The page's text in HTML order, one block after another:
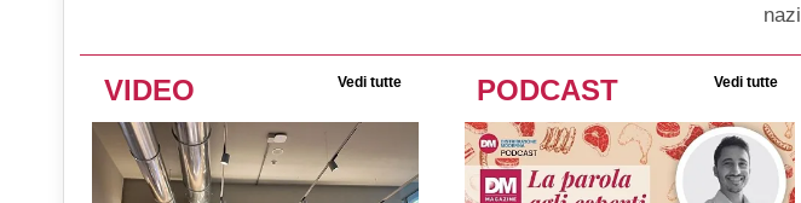
VIDEO Vedi tutte PODCAST Vedi tutte